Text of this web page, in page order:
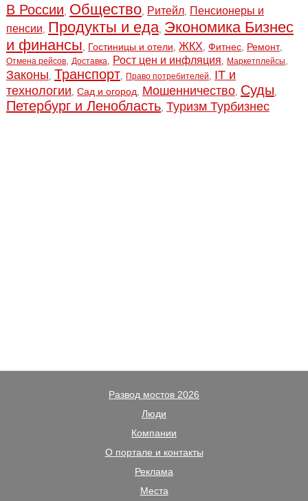
В России, Общество, Ритейл, Пенсионеры и
пенсии, Продукты и еда, Экономика Бизнес
и финансы, Гостиницы и отели, ЖКХ, Фитнес, Ремонт,
Отмена рейсов, Доставка, Рост цен и инфляция, Маркетплейсы,
Законы, Транспорт, Право потребителей, IT и
технологии, Сад и огород, Мошенничество, Суды,
Петербург и Ленобласть, Туризм Турбизнес
Развод мостов 2026
Люди
Компании
О портале и контакты
Реклама
Места